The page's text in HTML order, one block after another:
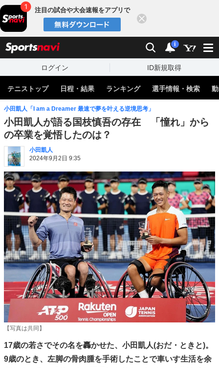
注目の試合や大会速報をアプリで
検索 通知
i
ログイン ID新規取得
テニストップ 日程・結果 ランキング 選手情報・検索
小田凱人「I am a Dreamer 最速で夢を叶える逆境思考」
小田凱人が語る国枝慎吾の存在 「憧れ」から
の卒業を覚悟したのは？
小田凱人
2024年9月2日 9:35
【写真は共同】
17歳の若さでその名を轟かせた、小田凱人(おだ・ときと)。
9歳のとき、左脚の骨肉腫を手術したことで車いす生活を余